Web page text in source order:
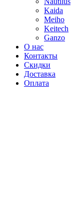
Kaida
Meiho
Keitech
Ganzo
О нас
Контакты
Скидки
Доставка
Оплата